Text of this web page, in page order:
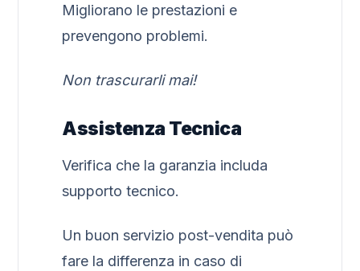
Migliorano le prestazioni e
prevengono problemi.
Non trascurarli mai!
Assistenza Tecnica
Verifica che la garanzia includa
supporto tecnico.
Un buon servizio post-vendita può
fare la differenza in caso di